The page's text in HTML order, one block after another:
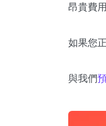
昂貴費用
如果您
與我們